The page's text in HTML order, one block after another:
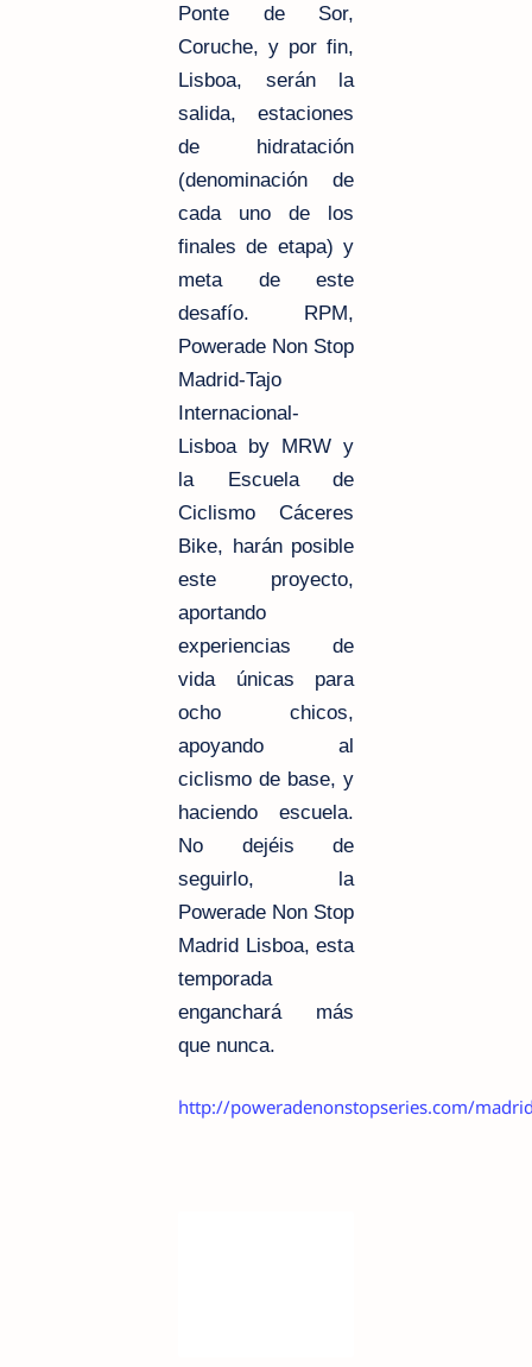
Ponte de Sor,
Coruche, y por fin,
Lisboa, serán la
salida, estaciones
de hidratación
(denominación de
cada uno de los
finales de etapa) y
meta de este
desafío. RPM,
Powerade Non Stop
Madrid-Tajo
Internacional-
Lisboa by MRW y
la Escuela de
Ciclismo Cáceres
Bike, harán posible
este proyecto,
aportando
experiencias de
vida únicas para
ocho chicos,
apoyando al
ciclismo de base, y
haciendo escuela.
No dejéis de
seguirlo, la
Powerade Non Stop
Madrid Lisboa, esta
temporada
enganchará más
que nunca.
http://poweradenonstopseries.com/